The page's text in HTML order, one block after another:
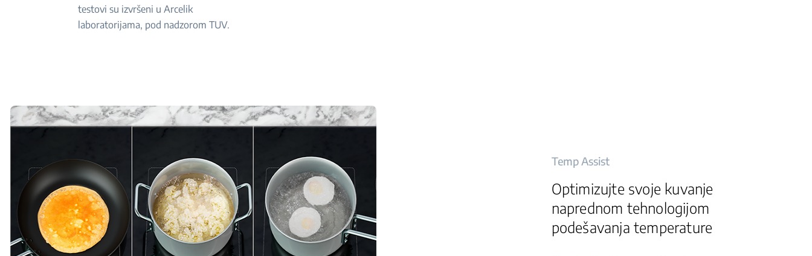
testovi su izvršeni u Arcelik
laboratorijama, pod nadzorom TUV.
Temp Assist
Optimizujte svoje kuvanje
naprednom tehnologijom
podešavanja temperature